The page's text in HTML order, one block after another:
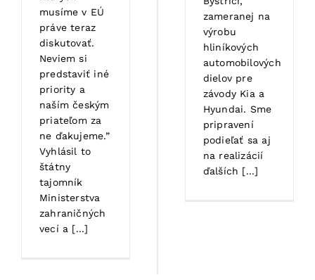
musíme v EÚ
práve teraz
diskutovať.
Neviem si
predstaviť iné
priority a
naším českým
priateľom za
ne ďakujeme.”
Vyhlásil to
štátny
tajomník
Ministerstva
zahraničných
vecí a [...]
zameranej na
výrobu
hliníkových
automobilových
dielov pre
závody Kia a
Hyundai. Sme
pripravení
podieľať sa aj
na realizácií
ďalších [...]